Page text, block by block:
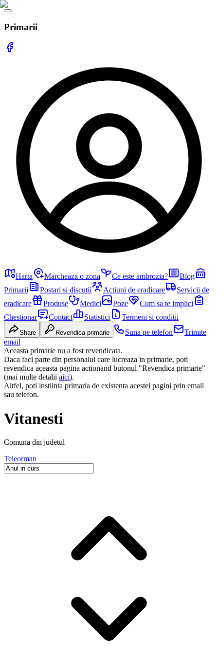
Primarii
Harta Marcheaza o zona Ce este ambrozia?
Blog
Primarii
Postari si discutii Actiuni de eradicare
Servicii de
eradicare
Produse Medici Poze
Cum sa te implici
Chestionar
Contact Statistici Termeni si conditii
Share Revendica primarie Suna pe telefon
Trimite
email
Aceasta primarie nu a fost revendicata.
Daca faci parte din personalul care lucreaza in primarie, poti
revendica aceasta pagina actionand butonul "Revendica primarie"
(mai multe detalii aici).
Altfel, poti instiinta primaria de existenta acestei pagini prin email
sau telefon.
Vitanesti
Comuna din judetul
Teleorman